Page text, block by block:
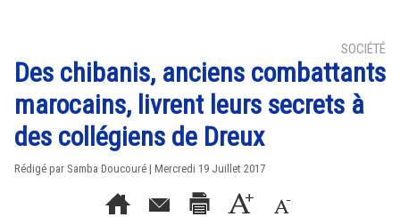
SOCIÉTÉ
Des chibanis, anciens combattants
marocains, livrent leurs secrets à
des collégiens de Dreux
Rédigé par Samba Doucouré | Mercredi 19 Juillet 2017